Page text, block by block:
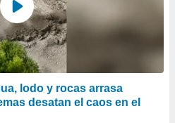
lodo y rocas arrasa
desatan el caos en el